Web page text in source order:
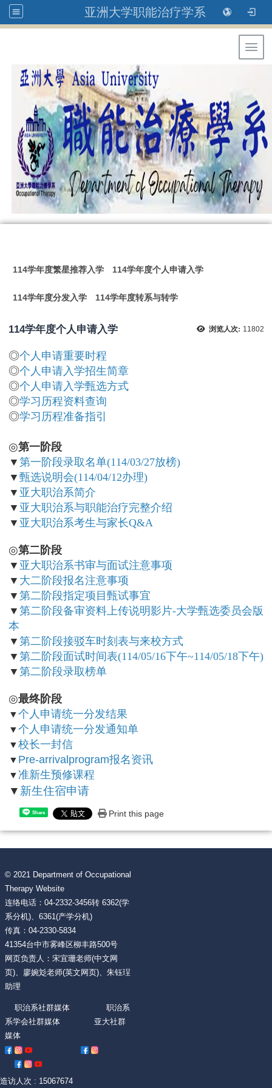
亚洲大学职能治疗学系
114学年度繁星推荐入学 114学年度个人申请入学
114学年度分发入学 114学年度转系与转学
浏览人次: 11802
114学年度个人申请入学
◎个人申请重要时程
◎个人申请入学招生简章
◎个人申请入学甄选方式
◎学习历程资料查询
◎学习历程准备指引
◎第一阶段
▼ 第一阶段录取名单(114/03/27放榜)
▼ 甄选说明会(114/04/12办理)
▼ 亚大职治系简介
▼ 亚大职治系与职能治疗完整介绍
▼ 亚大职治系考生与家长Q&A
◎第二阶段
▼ 亚大职治系书审与面试注意事项
▼ 大二阶段报名注意事项
▼ 第二阶段指定项目甄试事宜
▼ 第二阶段备审资料上传说明影片-大学甄选委员会版
本
▼ 第二阶段接驳车时刻表与来校方式
▼ 第二阶段面试时间表(114/05/16下午~114/05/18下午)
▼ 第二阶段录取榜单
◎最终阶段
▼个人申请统一分发结果
▼个人申请统一分发通知单
▼校长一封信
▼ Pre-arrivalprogram报名资讯
▼准新生预修课程
▼ 新生住宿申请
Share Print this page
© 2021 Department of Occupational
Therapy Website
连络电话：04-2332-3456转 6362(学
系分机)、6361(产学分机)
传真：04-2330-5834
41354台中市雾峰区柳丰路500号
网页负责人：宋宜珊老师(中文网
页)、廖婉彣老师(英文网页)、朱钰珵
助理
职治系社群媒体 职治系
系学会社群媒体 亚大社群
媒体
造访人次 : 15067674